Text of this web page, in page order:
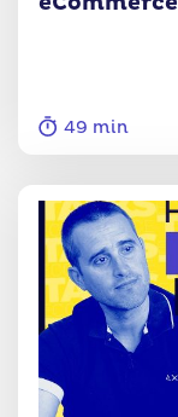
49 min